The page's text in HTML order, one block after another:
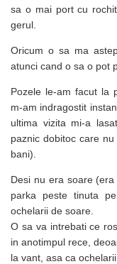
sa o mai port cu
gerul.
Oricum o sa ma
atunci cand o sa o pot
Pozele le-am facut la
m-am indragostit
ultima vizita mi-a
paznic dobitoc care
bani).
Desi nu era soare
parka peste tinuta
ochelarii de soare.
O sa va intrebati ce
in anotimpul rece,
la vant, asa ca